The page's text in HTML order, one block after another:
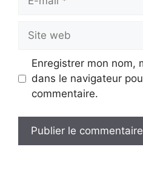
mail
web
Enregistrer mon nom,
dans le navigateur
commentaire.